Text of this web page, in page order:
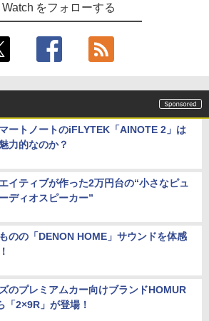
e i5 8265U メモリー8GB 高速SSD128G
B 無線LAN B5サイズ モバイル フルHD
証】1803966
「P15倍還元」ノートパソコン 第13世代
Intel 高速CPU搭載 Office2024付き｜Wi
ndows11Pro 初期設定済｜14.1型液晶｜
ビジネス・初心者最適｜Webカメラ・大
容量バッテリー｜初期設定済みですぐ使
える！
￥29,980
￥229,800
MI ・2 х USB4・2 х USB4 V2 /2 х 10Gb
E LAN ミニパソコン
￥565,999
RGB 低ブルーライトフリッカーフリーFr
eeSync & G-Sync対応高輝度400cd/m²
IOデータ ゲーミングモニター(ゲーミン
グスタンド) GigaCrysta KH-GD243UDB
-F ［23.8型 / フルHD(1920×1080) / ワイ
￥26,800
奇界／世界 佐藤健寿作品集 [ 佐藤健寿 ]
￥5,940
Watch をフォローする
ートノートのiFLYTEK「AINOTE 2」は
力的なのか？
イティブが作った2万円台の“小さなピュ
ディオスピーカー”
のの「DENON HOME」サウンドを体感
のプレミアムカー向けブランドHOMUR
「2×9R」が登場！